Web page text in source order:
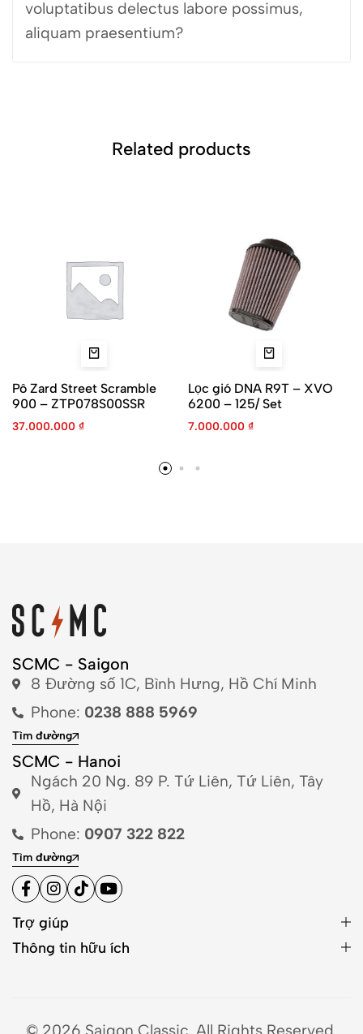
voluptatibus delectus labore possimus,
aliquam praesentium?
Related products
Pô Zard Street Scramble
900 – ZTP078S00SSR
37.000.000 ₫
Lọc gió DNA R9T – XVO
6200 – 125/ Set
7.000.000 ₫
SCMC - Saigon
8 Đường số 1C, Bình Hưng, Hồ Chí Minh
Phone: 0238 888 5969
Tìm đường
SCMC - Hanoi
Ngách 20 Ng. 89 P. Tứ Liên, Tứ Liên, Tây
Hồ, Hà Nội
Phone: 0907 322 822
Tìm đường
Trợ giúp
Thông tin hữu ích
© 2026 Saigon Classic. All Rights Reserved.